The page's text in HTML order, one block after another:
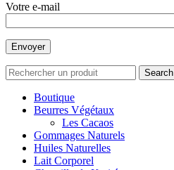
Votre e-mail
Search
Boutique
Beurres Végétaux
Les Cacaos
Gommages Naturels
Huiles Naturelles
Lait Corporel